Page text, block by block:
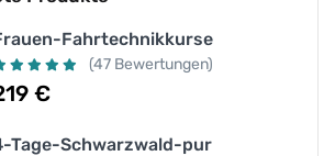
Fahrtechnikkurse
(47 Bewertungen)
€
Tage-Schwarzwald-pur